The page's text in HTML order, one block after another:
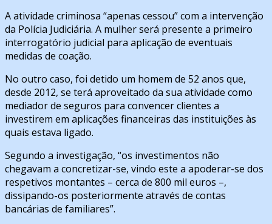
A atividade criminosa “apenas cessou” com a intervenção
da Polícia Judiciária. A mulher será presente a primeiro
interrogatório judicial para aplicação de eventuais
medidas de coação.
No outro caso, foi detido um homem de 52 anos que,
desde 2012, se terá aproveitado da sua atividade como
mediador de seguros para convencer clientes a
investirem em aplicações financeiras das instituições às
quais estava ligado.
Segundo a investigação, “os investimentos não
chegavam a concretizar-se, vindo este a apoderar-se dos
respetivos montantes – cerca de 800 mil euros –,
dissipando-os posteriormente através de contas
bancárias de familiares”.